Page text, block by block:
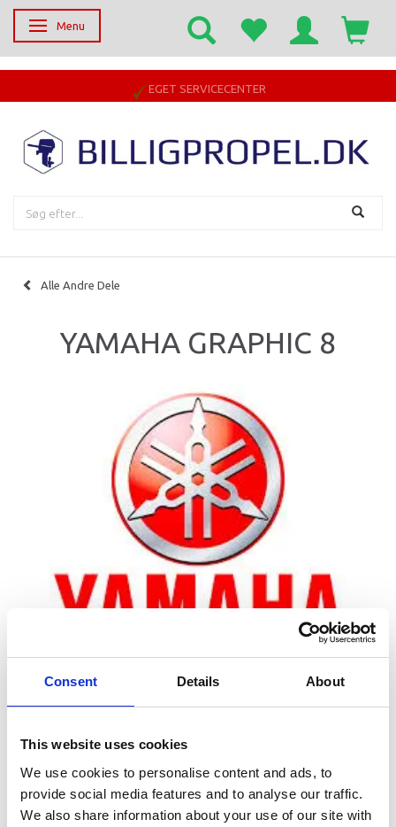
Consent Details About
This website uses cookies
We use cookies to personalise content and ads, to
provide social media features and to analyse our traffic.
We also share information about your use of our site with
Skifte navigation
Menu
EGET SERVICECENTER
Alle Andre Dele
YAMAHA GRAPHIC 8
Leveringstid er 5-6 dag(e)
Model/varenr.: F0VU417J6000